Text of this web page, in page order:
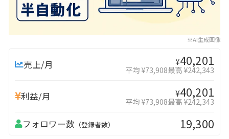
※AI生成画像
売上/月 ¥40,201
平均 ¥73,908最高 ¥242,343
利益/月 ¥40,201
平均 ¥73,908最高 ¥242,343
フォロワー数 （登録者数） 19,300